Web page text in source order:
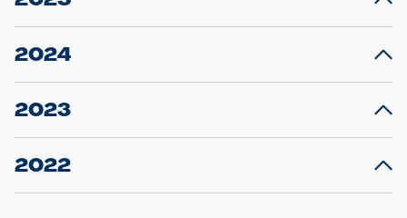
23.12.2025
Projekt S5: Start der Bauarbeiten am
2024
10.12.2024
Großprojekt S5: Sperrung der Bahnstraße in
2023
20.12.2023
Schleswig-Holstein verlängert den
2022
22.12.2022